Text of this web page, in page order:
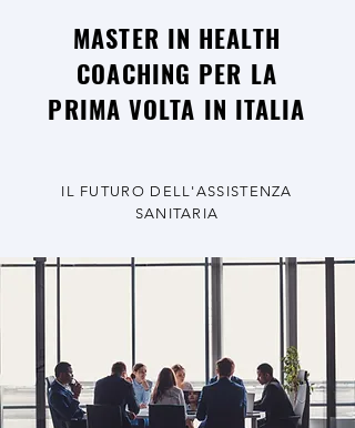
MASTER IN HEALTH
COACHING PER LA
PRIMA VOLTA IN ITALIA
IL FUTURO DELL'ASSISTENZA
SANITARIA